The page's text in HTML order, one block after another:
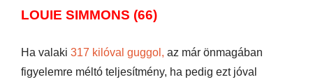
LOUIE SIMMONS (66)
Ha valaki 317 kilóval guggol, az már önmagában
figyelemre méltó teljesítmény, ha pedig ezt jóval